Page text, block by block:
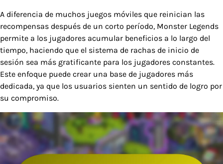
A diferencia de muchos juegos móviles que reinician las
recompensas después de un corto período, Monster Legends
permite a los jugadores acumular beneficios a lo largo del
tiempo, haciendo que el sistema de rachas de inicio de
sesión sea más gratificante para los jugadores constantes.
Este enfoque puede crear una base de jugadores más
dedicada, ya que los usuarios sienten un sentido de logro por
su compromiso.